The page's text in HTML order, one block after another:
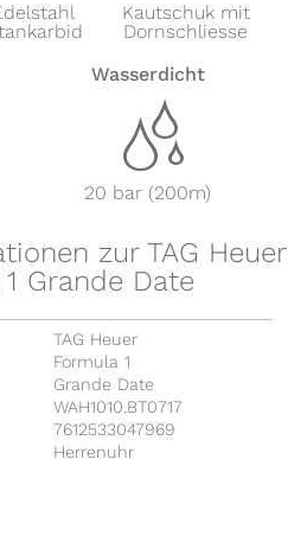
Kautschuk mit
Dornschliesse
Wasserdicht
z
20 bar (200m)
zur TAG Heuer
Grande Date
TAG Heuer
Formula 1
Grande Date
WAH1010.BT0717
7612533047969
Herrenuhr